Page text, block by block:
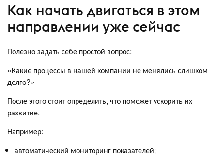
Как начать двигаться в этом
направлении уже сейчас
Полезно задать себе простой вопрос:
«Какие процессы в нашей компании не менялись слишком
долго?»
После этого стоит определить, что поможет ускорить их
развитие.
Например:
автоматический мониторинг показателей;